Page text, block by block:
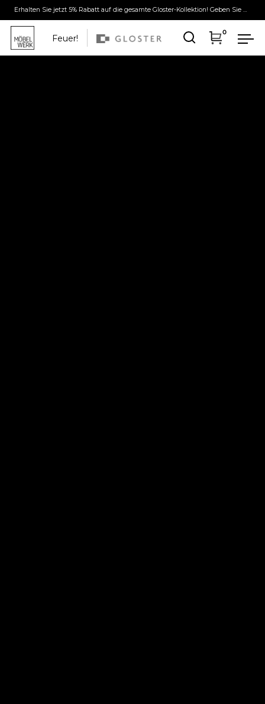
Erhalten Sie jetzt 5% Rabatt auf die gesamte Gloster-Kollektion! Geben Sie dazu im Checkout den Rabattcode "Spring" ein!
Feuer!
Suche
0